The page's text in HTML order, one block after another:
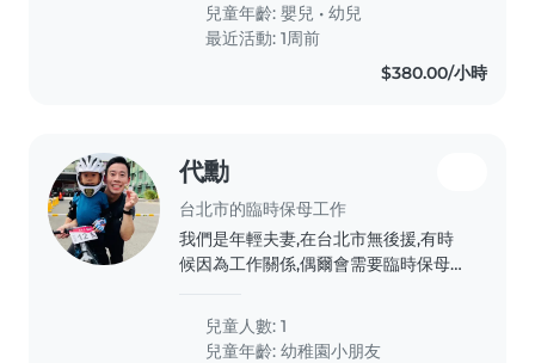
兒童年齡:嬰兒 •幼兒
最近活動: 1周前
$380.00/小時
代勳
台北市的臨時保母工作
我們是年輕夫妻,在台北市無後援,有時
候因為工作關係,偶爾會需要臨時保母。
媽的問題。謝謝。
兒童人數: 1
兒童年齡:幼稚園小朋友